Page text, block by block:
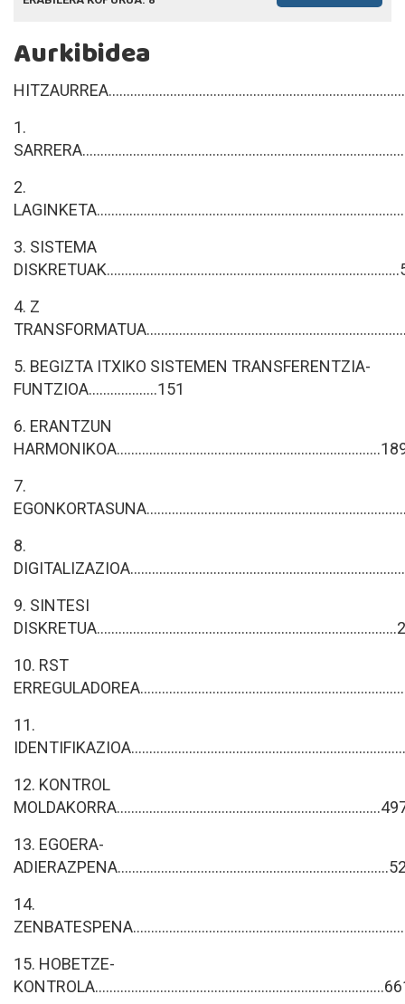
Aurkibidea
1.
2.
3. SISTEMA
4. Z
5. BEGIZTA ITXIKO SISTEMEN TRANSFERENTZIA-
FUNTZIOA...................151
6. ERANTZUN
7.
8.
9. SINTESI
10. RST
11.
12. KONTROL
13. EGOERA-
14.
15. HOBETZE-